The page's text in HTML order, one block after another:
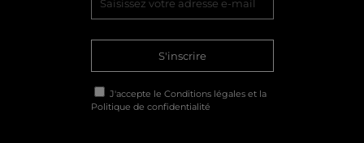
S'inscrire
J'accepte le Conditions légales et la
Politique de confidentialité